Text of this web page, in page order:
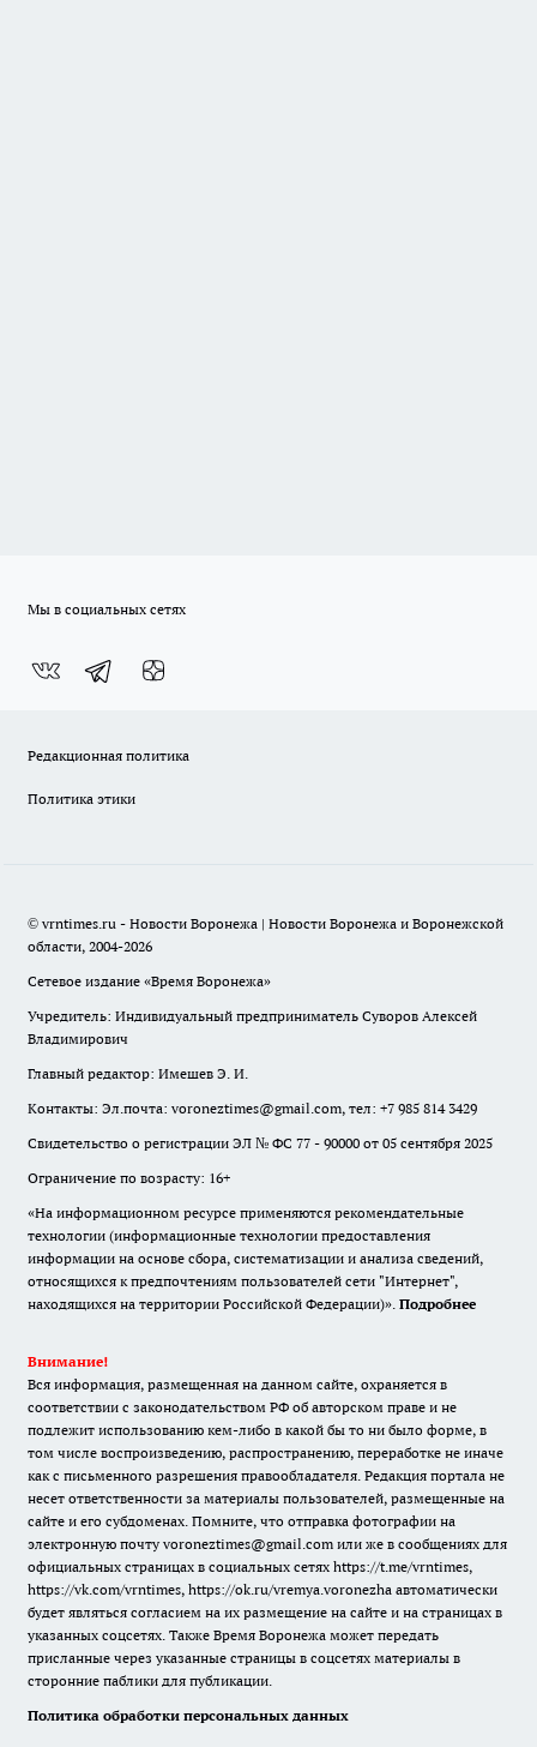
Мы в социальных сетях
Редакционная политика
Политика этики
© vrntimes.ru - Новости Воронежа | Новости Воронежа и Воронежской
области, 2004-2026
Сетевое издание «Время Воронежа»
Учредитель: Индивидуальный предприниматель Суворов Алексей
Владимирович
Главный редактор: Имешев Э. И.
Контакты: Эл.почта: voroneztimes@gmail.com, тел: +7 985 814 3429
Свидетельство о регистрации ЭЛ № ФС 77 - 90000 от 05 сентября 2025
Ограничение по возрасту: 16+
«На информационном ресурсе применяются рекомендательные
технологии (информационные технологии предоставления
информации на основе сбора, систематизации и анализа сведений,
относящихся к предпочтениям пользователей сети "Интернет",
находящихся на территории Российской Федерации)». Подробнее
Внимание!
Вся информация, размещенная на данном сайте, охраняется в
соответствии с законодательством РФ об авторском праве и не
подлежит использованию кем-либо в какой бы то ни было форме, в
том числе воспроизведению, распространению, переработке не иначе
как с письменного разрешения правообладателя. Редакция портала не
несет ответственности за материалы пользователей, размещенные на
сайте и его субдоменах. Помните, что отправка фотографии на
электронную почту voroneztimes@gmail.com или же в сообщениях для
официальных страницах в социальных сетях https://t.me/vrntimes,
https://vk.com/vrntimes, https://ok.ru/vremya.voronezha автоматически
будет являться согласием на их размещение на сайте и на страницах в
указанных соцсетях. Также Время Воронежа может передать
присланные через указанные страницы в соцсетях материалы в
сторонние паблики для публикации.
Политика обработки персональных данных